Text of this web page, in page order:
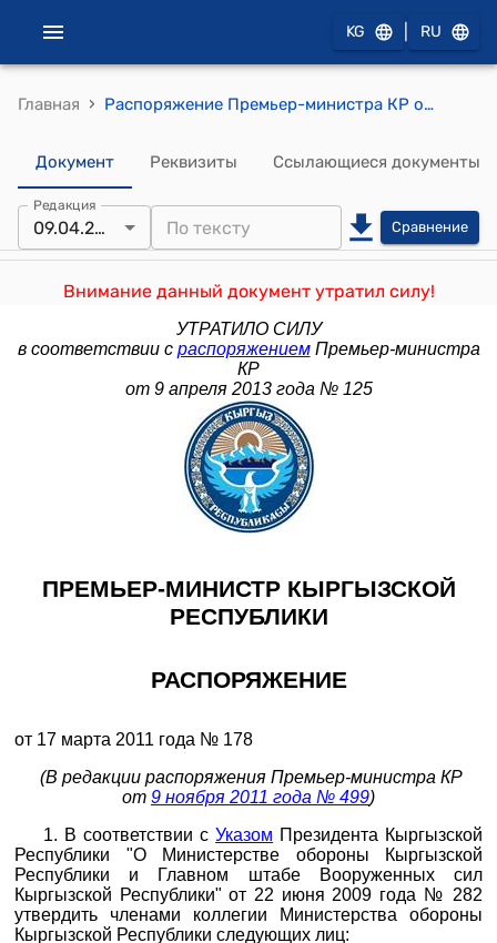
KG RU
Главная › Распоряжение Премьер-министра КР от 17 марта 2011 года № 178 (Об утверждении членов коллегии Министерства обороны Кыргызской Республики)
Документ Реквизиты Ссылающиеся документы
Редакция
09.04.2013 Сравнение
Внимание данный документ утратил силу!